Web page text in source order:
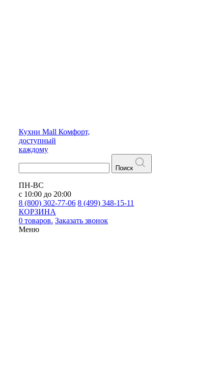
Кухни Mall Комфорт,
доступный
каждому
Поиск
ПН-ВС
с 10:00 до 20:00
8 (800) 302-77-06 8 (499) 348-15-11
КОРЗИНА
0 товаров. Заказать звонок
Меню